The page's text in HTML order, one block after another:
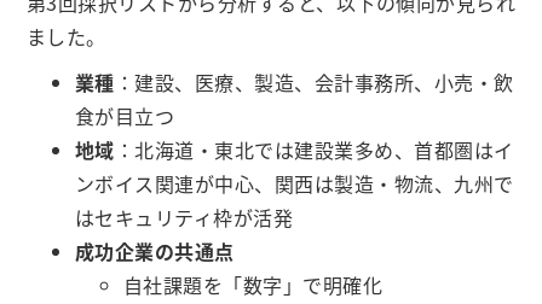
ました。
業種 ：建設、医療、製造、会計事務所、小売・飲
食が目立つ
地域 ：北海道・東北では建設業多め、首都圏はイ
ンボイス関連が中心、関西は製造・物流、九州で
はセキュリティ枠が活発
成功企業の共通点
自社課題を「数字」で明確化